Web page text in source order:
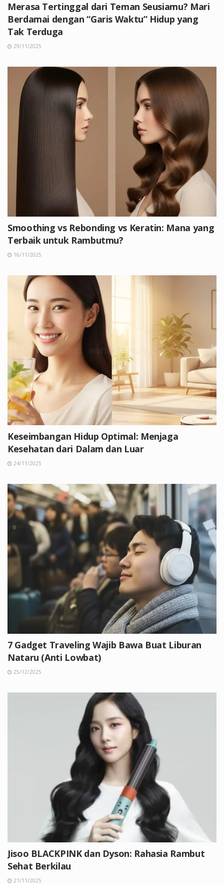
Merasa Tertinggal dari Teman Seusiamu? Mari
Berdamai dengan “Garis Waktu” Hidup yang
Tak Terduga
29/11/2025
Smoothing vs Rebonding vs Keratin: Mana yang
Terbaik untuk Rambutmu?
16/11/2025
Keseimbangan Hidup Optimal: Menjaga
Kesehatan dari Dalam dan Luar
24/11/2025
7 Gadget Traveling Wajib Bawa Buat Liburan
Nataru (Anti Lowbat)
25/12/2025
Jisoo BLACKPINK dan Dyson: Rahasia Rambut
Sehat Berkilau
21/11/2025